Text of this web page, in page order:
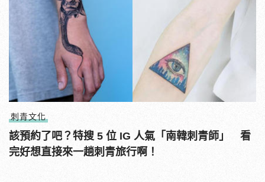
刺青文化
該預約了吧？特搜 5 位 IG 人氣「南韓刺青師」 看
完好想直接來一趟刺青旅行啊！